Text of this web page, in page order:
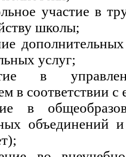
участие в
школы;
услуг;
в
в соответствии с
в
объединений